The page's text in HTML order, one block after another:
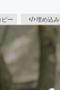
ー 埋め込み